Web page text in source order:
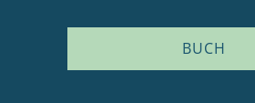
BUCH